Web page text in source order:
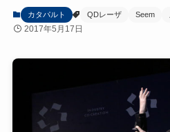
カタパルト QDレーザ Seem
2017年5月17日